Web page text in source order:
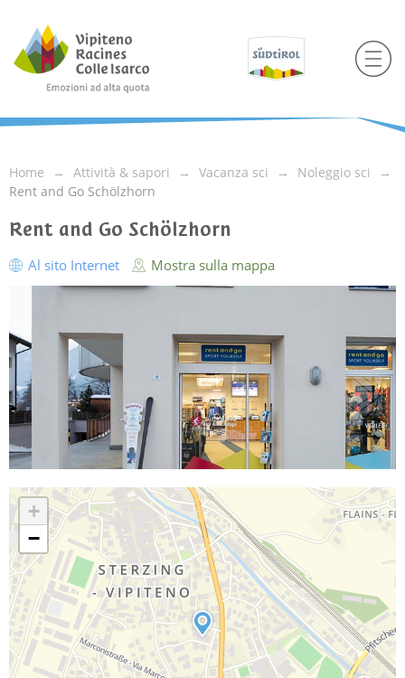
Home Attività & sapori Vacanza sci
Noleggio sci
Rent and Go Schölzhorn
Rent and Go Schölzhorn
Al sito Internet Mostra sulla mappa
+
−